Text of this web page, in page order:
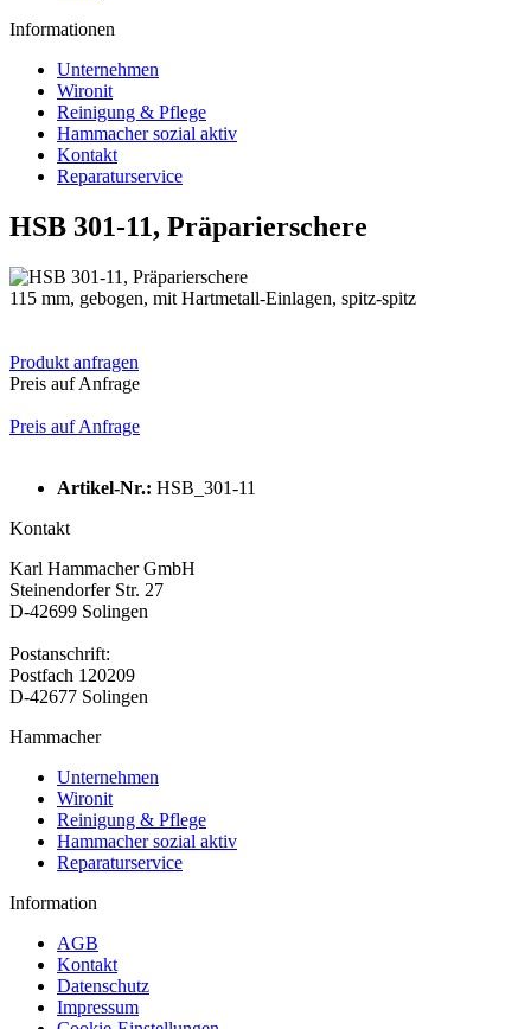
Informationen
Unternehmen
Wironit
Reinigung & Pflege
Hammacher sozial aktiv
Kontakt
Reparaturservice
HSB 301-11, Präparierschere
115 mm, gebogen, mit Hartmetall-Einlagen, spitz-spitz
Produkt anfragen
Preis auf Anfrage
Preis auf Anfrage
Artikel-Nr.: HSB_301-11
Kontakt
Karl Hammacher GmbH
Steinendorfer Str. 27
D-42699 Solingen
Postanschrift:
Postfach 120209
D-42677 Solingen
Hammacher
Unternehmen
Wironit
Reinigung & Pflege
Hammacher sozial aktiv
Reparaturservice
Information
AGB
Kontakt
Datenschutz
Impressum